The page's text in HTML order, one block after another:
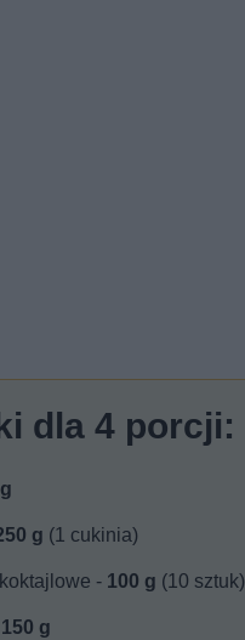
dla 4 porcji:
g
g (1 cukinia)
- 100 g (10 sztuk)
150 g